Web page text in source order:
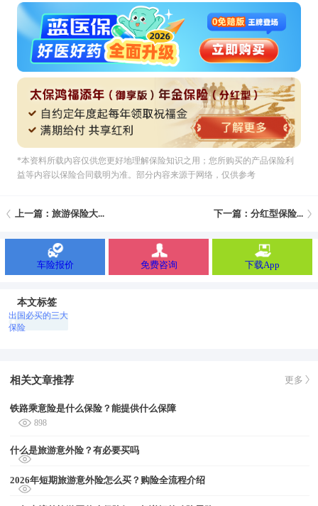
*本资料所载內容仅供您更好地理解保险知识之用；您所购买的产品保险利
益等内容以保险合同载明为准。部分内容来源于网络，仅供参考
上一篇：旅游保险大... 下一篇：分红型保险...
车险报价 免费咨询 下载App
本文标签
出国必买的三大
保险
相关文章推荐 更多
铁路乘意险是什么保险？能提供什么保障
898
什么是旅游意外险？有必要买吗
2026年短期旅游意外险怎么买？购险全流程介绍